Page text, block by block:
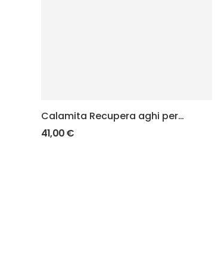
Calamita Recupera aghi per
L.E.M.
41,00€